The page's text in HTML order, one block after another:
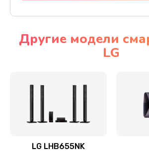
Ремонт механики
Ремонт / замена кнопок,
Другие модели
LG
LG LHB655NK